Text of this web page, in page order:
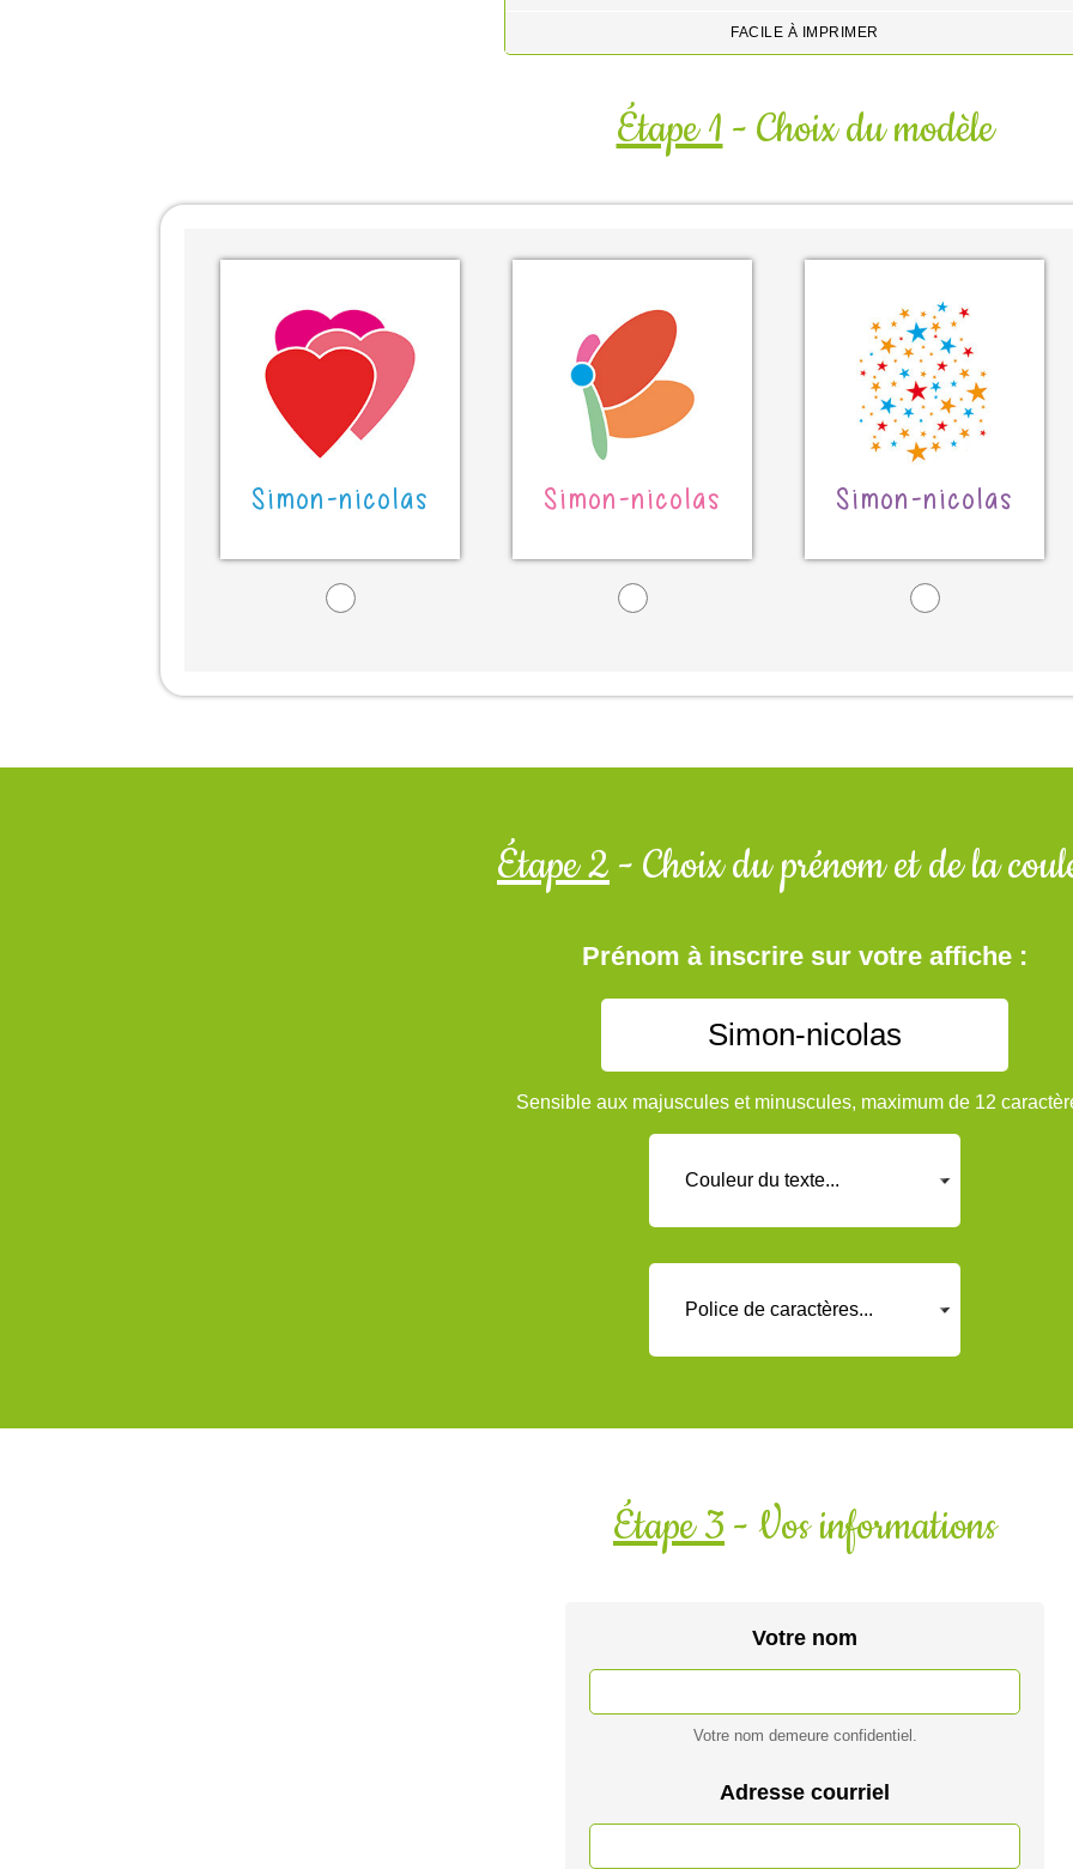
FACILE À IMPRIMER
Étape 1- Choix du modèle
Simon-nicolas Simon-nicolas Simon-nicolas
Étape 2- Choix du prénom et de la
Prénom à inscrire sur votre affiche :
Sensible aux majuscules et minuscules, maximum de 12
Étape 3- Vos informations
Votre nom
Votre nom demeure confidentiel.
Adresse courriel